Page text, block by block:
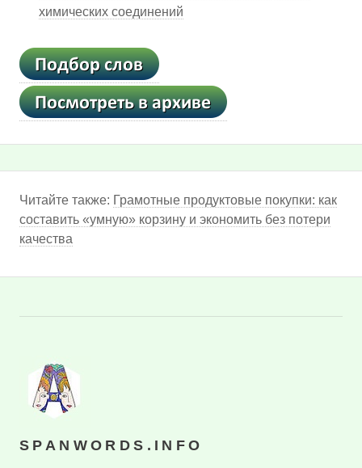
химических соединений
Читайте также: Грамотные продуктовые покупки: как
составить «умную» корзину и экономить без потери
качества
SPANWORDS.INFO